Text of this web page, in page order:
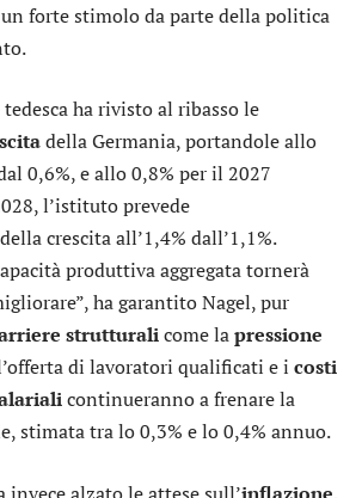
forte stimolo da parte della politica
ha rivisto al ribasso le
della Germania, portandole allo
0,6%, e allo 0,8% per il 2027
l’istituto prevede
crescita all’1,4% dall’1,1%.
produttiva aggregata tornerà
ha garantito Nagel, pur
strutturalicome lapressione
di lavoratori qualificati e i costi
continueranno a frenare la
stimata tra lo 0,3% e lo 0,4% annuo.